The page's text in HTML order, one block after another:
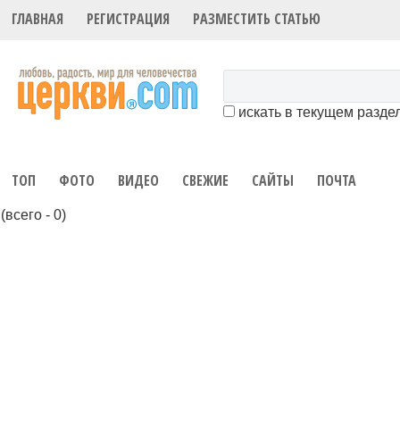
ГЛАВНАЯ РЕГИСТРАЦИЯ РАЗМЕСТИТЬ СТАТЬЮ
искать в текущем
ТОП ФОТО ВИДЕО СВЕЖИЕ САЙТЫ ПОЧТА
(всего - 0)